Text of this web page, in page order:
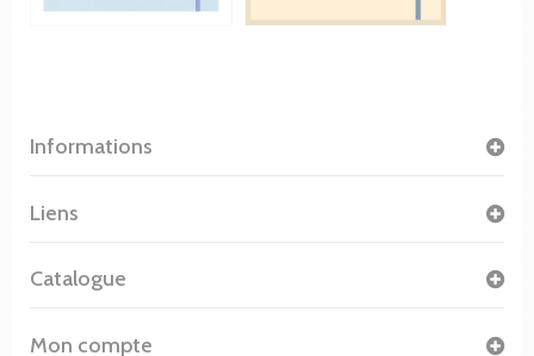
Informations
Liens
Catalogue
Mon compte